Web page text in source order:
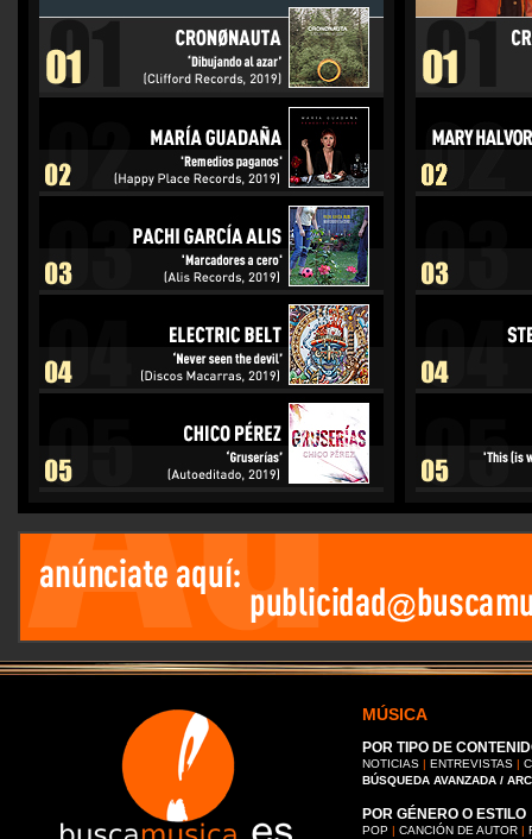
MÚSICA
POR TIPO DE
NOTICIAS | ENTREVISTAS |
BÚSQUEDA AVANZADA /
POR GÉNERO O ESTILO
POP | CANCIÓN DE AUTOR |